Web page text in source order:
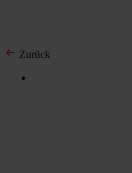
Zurück